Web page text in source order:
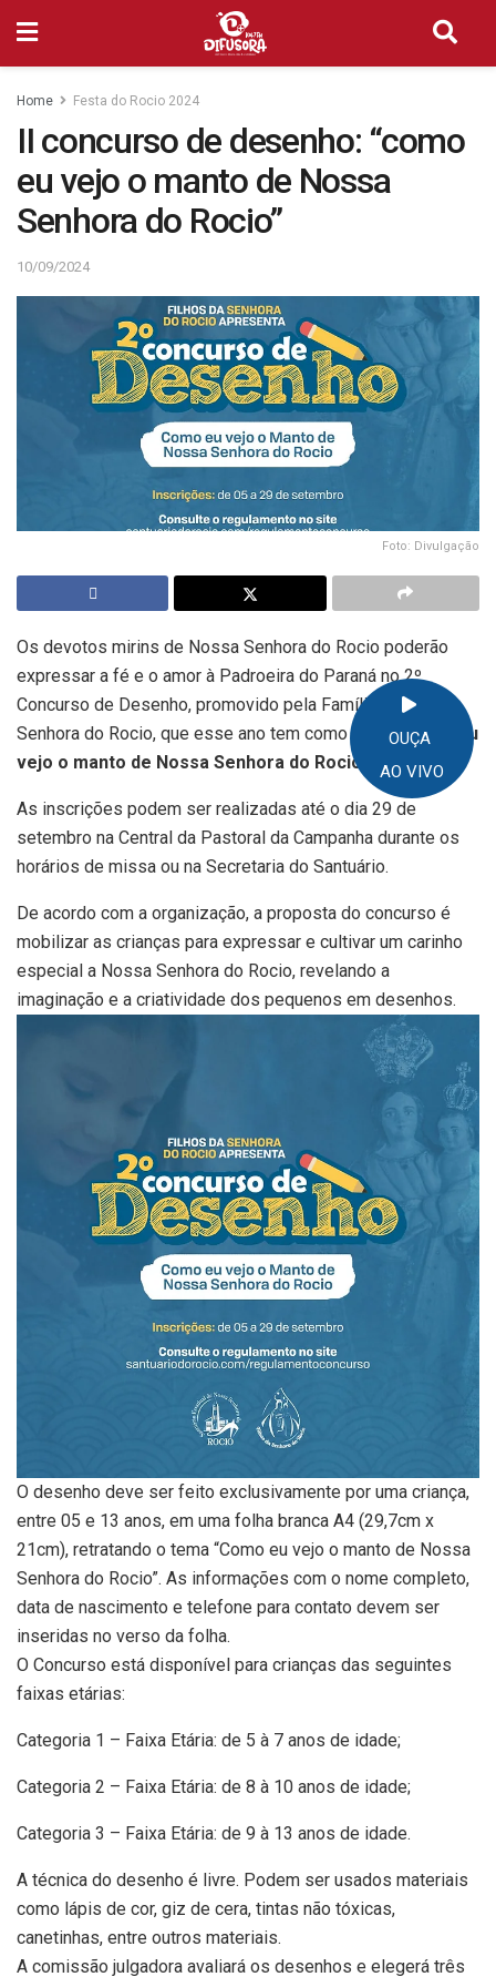
OUÇA
AO VIVO
Home Festa do Rocio 2024
II concurso de desenho: “como
eu vejo o manto de Nossa
Senhora do Rocio”
10/09/2024
Foto: Divulgação
Os devotos mirins de Nossa Senhora do Rocio poderão
expressar a fé e o amor à Padroeira do Paraná no 2º
Concurso de Desenho, promovido pela Família filhos da
Senhora do Rocio, que esse ano tem como tema“Como eu
vejo o manto de Nossa Senhora do Rocio”.
As inscrições podem ser realizadas até o dia 29 de
setembro na Central da Pastoral da Campanha durante os
horários de missa ou na Secretaria do Santuário.
De acordo com a organização, a proposta do concurso é
mobilizar as crianças para expressar e cultivar um carinho
especial a Nossa Senhora do Rocio, revelando a
imaginação e a criatividade dos pequenos em desenhos.
O desenho deve ser feito exclusivamente por uma criança,
entre 05 e 13 anos, em uma folha branca A4 (29,7cm x
21cm), retratando o tema “Como eu vejo o manto de Nossa
Senhora do Rocio”. As informações com o nome completo,
data de nascimento e telefone para contato devem ser
inseridas no verso da folha.
O Concurso está disponível para crianças das seguintes
faixas etárias:
Categoria 1 – Faixa Etária: de 5 à 7 anos de idade;
Categoria 2 – Faixa Etária: de 8 à 10 anos de idade;
Categoria 3 – Faixa Etária: de 9 à 13 anos de idade.
A técnica do desenho é livre. Podem ser usados materiais
como lápis de cor, giz de cera, tintas não tóxicas,
canetinhas, entre outros materiais.
A comissão julgadora avaliará os desenhos e elegerá três